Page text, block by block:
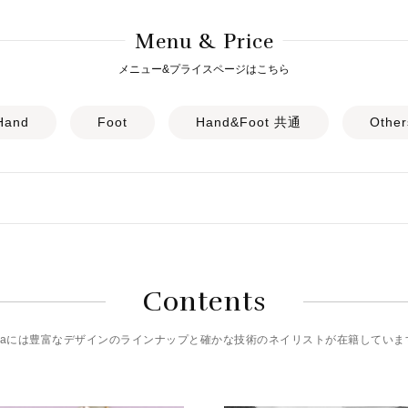
Menu& Price
メニュー&プライスページはこちら
Foot Hand&Foot 共通
Contents
には豊富なデザインのラインナップと確かな技術のネイリストが在籍していま